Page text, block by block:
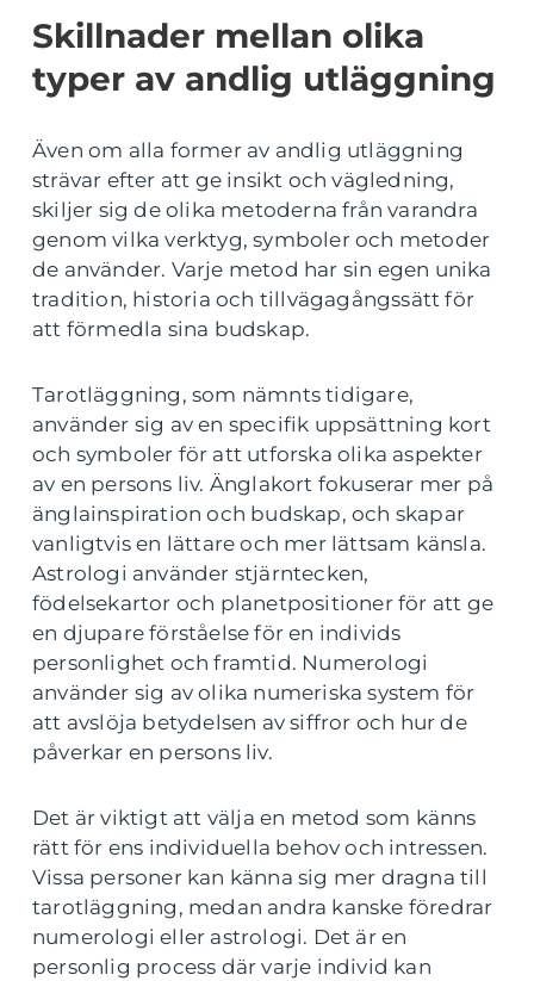
Skillnader mellan olika
typer av andlig utläggning
Även om alla former av andlig utläggning
strävar efter att ge insikt och vägledning,
skiljer sig de olika metoderna från varandra
genom vilka verktyg, symboler och metoder
de använder. Varje metod har sin egen unika
tradition, historia och tillvägagångssätt för
att förmedla sina budskap.
Tarotläggning, som nämnts tidigare,
använder sig av en specifik uppsättning kort
och symboler för att utforska olika aspekter
av en persons liv. Änglakort fokuserar mer på
änglainspiration och budskap, och skapar
vanligtvis en lättare och mer lättsam känsla.
Astrologi använder stjärntecken,
födelsekartor och planetpositioner för att ge
en djupare förståelse för en individs
personlighet och framtid. Numerologi
använder sig av olika numeriska system för
att avslöja betydelsen av siffror och hur de
påverkar en persons liv.
Det är viktigt att välja en metod som känns
rätt för ens individuella behov och intressen.
Vissa personer kan känna sig mer dragna till
tarotläggning, medan andra kanske föredrar
numerologi eller astrologi. Det är en
personlig process där varje individ kan